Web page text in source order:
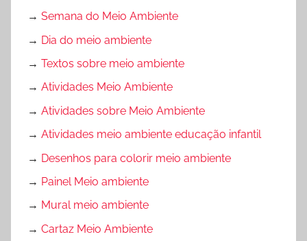
→ Semana do Meio Ambiente
→ Dia do meio ambiente
→ Textos sobre meio ambiente
→ Atividades Meio Ambiente
→ Atividades sobre Meio Ambiente
→ Atividades meio ambiente educação infantil
→ Desenhos para colorir meio ambiente
→ Painel Meio ambiente
→ Mural meio ambiente
→ Cartaz Meio Ambiente